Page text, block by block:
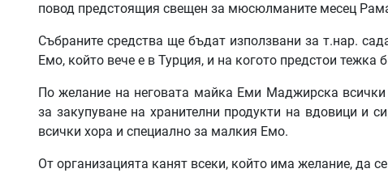
повод предстоящия свещен за мюсюлманите месец
Събраните средства ще бъдат използвани за т.нар.
Емо, който вече е в Турция, и на когото предстои тежка
По желание на неговата майка Еми Маджирска
за закупуване на хранителни продукти на вдовици и
всички хора и специално за малкия Емо.
От организацията канят всеки, който има желание, да